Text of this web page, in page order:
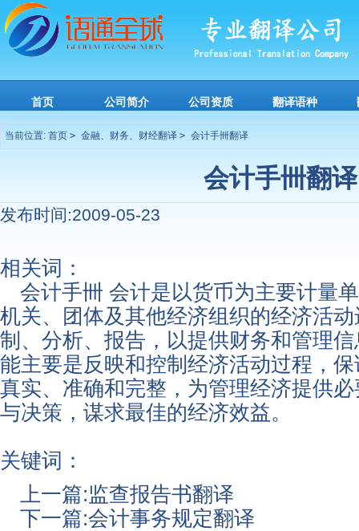
首页 公司简介 公司资质 翻译语种
当前位置: 首页 > 金融、财务、财经翻译 > 会计手卌翻译
会计手卌翻译
发布时间:2009-05-23
相关词：
会计手卌 会计是以货币为主要计量
机关、团体及其他经济组织的经济活
制、分析、报告，以提供财务和管理
能主要是反映和控制经济活动过程，
真实、准确和完整，为管理经济提供
与决策，谋求最佳的经济效益。
关键词：
上一篇:监查报告书翻译
下一篇:会计事务规定翻译